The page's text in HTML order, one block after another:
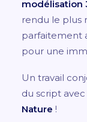
modélisation
rendu le plus
parfaitement
pour une
Un travail
du script
Nature !